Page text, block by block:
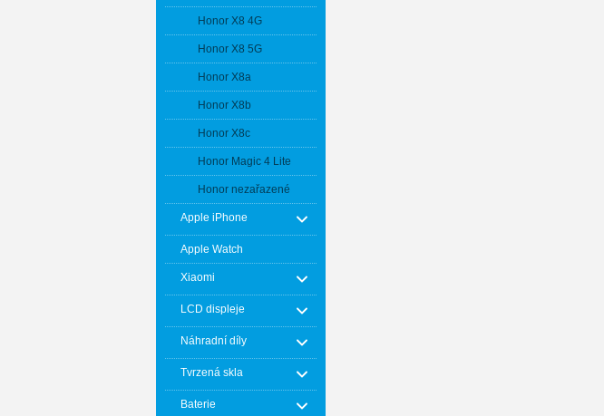
Honor X8 4G
Honor X8 5G
Honor X8a
Honor X8b
Honor X8c
Honor Magic 4 Lite
Honor nezařazené
Apple iPhone
Apple Watch
Xiaomi
LCD displeje
Náhradní díly
Tvrzená skla
Baterie